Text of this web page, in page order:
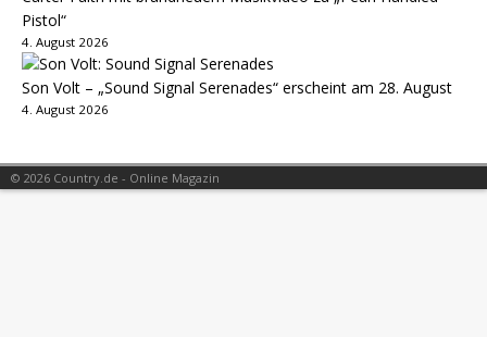
Pistol“
4. August 2026
Son Volt – „Sound Signal Serenades“ erscheint am 28. August
4. August 2026
© 2026 Country.de - Online Magazin